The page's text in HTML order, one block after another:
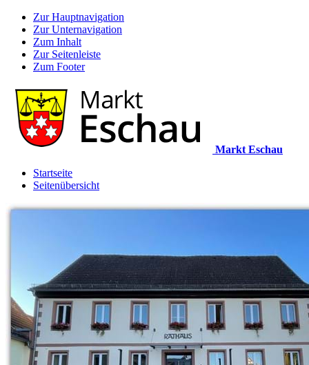
Zur Hauptnavigation
Zur Unternavigation
Zum Inhalt
Zur Seitenleiste
Zum Footer
Markt Eschau
Startseite
Seitenübersicht